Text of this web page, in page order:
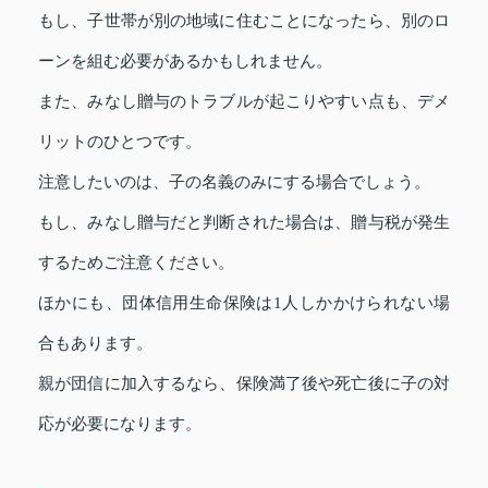
もし、子世帯が別の地域に住むことになったら、別のロ
ーンを組む必要があるかもしれません。
また、みなし贈与のトラブルが起こりやすい点も、デメ
リットのひとつです。
注意したいのは、子の名義のみにする場合でしょう。
もし、みなし贈与だと判断された場合は、贈与税が発生
するためご注意ください。
ほかにも、団体信用生命保険は1人しかかけられない場
合もあります。
親が団信に加入するなら、保険満了後や死亡後に子の対
応が必要になります。